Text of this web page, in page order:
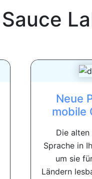
Sauce
Neue
mobile
Die alten
Sprache in
um sie
Ländern